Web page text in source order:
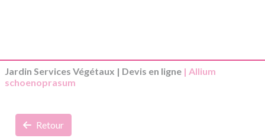
Jardin Services Végétaux | Devis en ligne | Allium
schoenoprasum
Retour